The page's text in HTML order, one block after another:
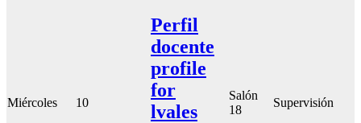
Miércoles 10
Perfil
docente
profile
for
lvales
Salón
18
Supervisión